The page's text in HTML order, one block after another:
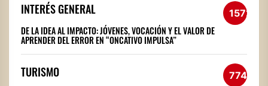
INTERÉS GENERAL 1572
DE LA IDEA AL IMPACTO: JÓVENES, VOCACIÓN Y EL VALOR DE
APRENDER DEL ERROR EN “ONCATIVO IMPULSA”
TURISMO 774